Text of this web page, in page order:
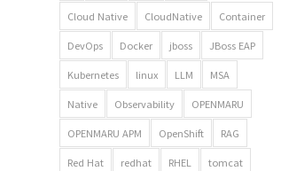
Cloud Native CloudNative Container
DevOps Docker jboss JBoss EAP
Kubernetes linux LLM MSA
Native Observability OPENMARU
OPENMARU APM OpenShift RAG
Red Hat redhat RHEL tomcat